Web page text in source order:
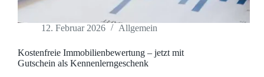
12. Februar 2026 Allgemein
Kostenfreie Immobilienbewertung – jetzt mit
Gutschein als Kennenlerngeschenk